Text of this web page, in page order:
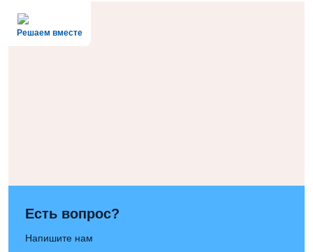
Решаем вместе
Есть вопрос?
Напишите нам